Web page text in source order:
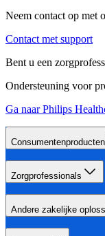
Neem contact op met
Contact met support
Bent u een
Ondersteuning voor
Ga naar Philips
Consumentenproducten
Zorgprofessionals
Andere zakelijke